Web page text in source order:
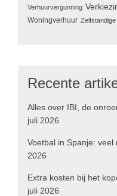
Verhuurvergunning
Woningverhuur Zelfstandige
Recente
Alles over IBI, de
juli 2026
Voetbal in Spanje:
2026
Extra kosten bij het
juli 2026